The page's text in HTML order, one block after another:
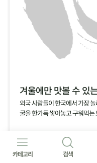
겨울에만 맛볼 수 있
외국 사람들이 한국에서 가장
굴을 한가득 쌓아놓고 구워먹
카테고리 검색